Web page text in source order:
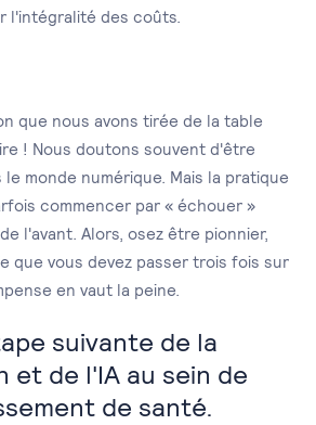
l'intégralité des coûts.
que nous avons tirée de la table
! Nous doutons souvent d'être
monde numérique. Mais la pratique
commencer par « échouer »
l'avant. Alors, osez être pionnier,
que vous devez passer trois fois sur
en vaut la peine.
suivante de la
et de l'IA au sein de
de santé.